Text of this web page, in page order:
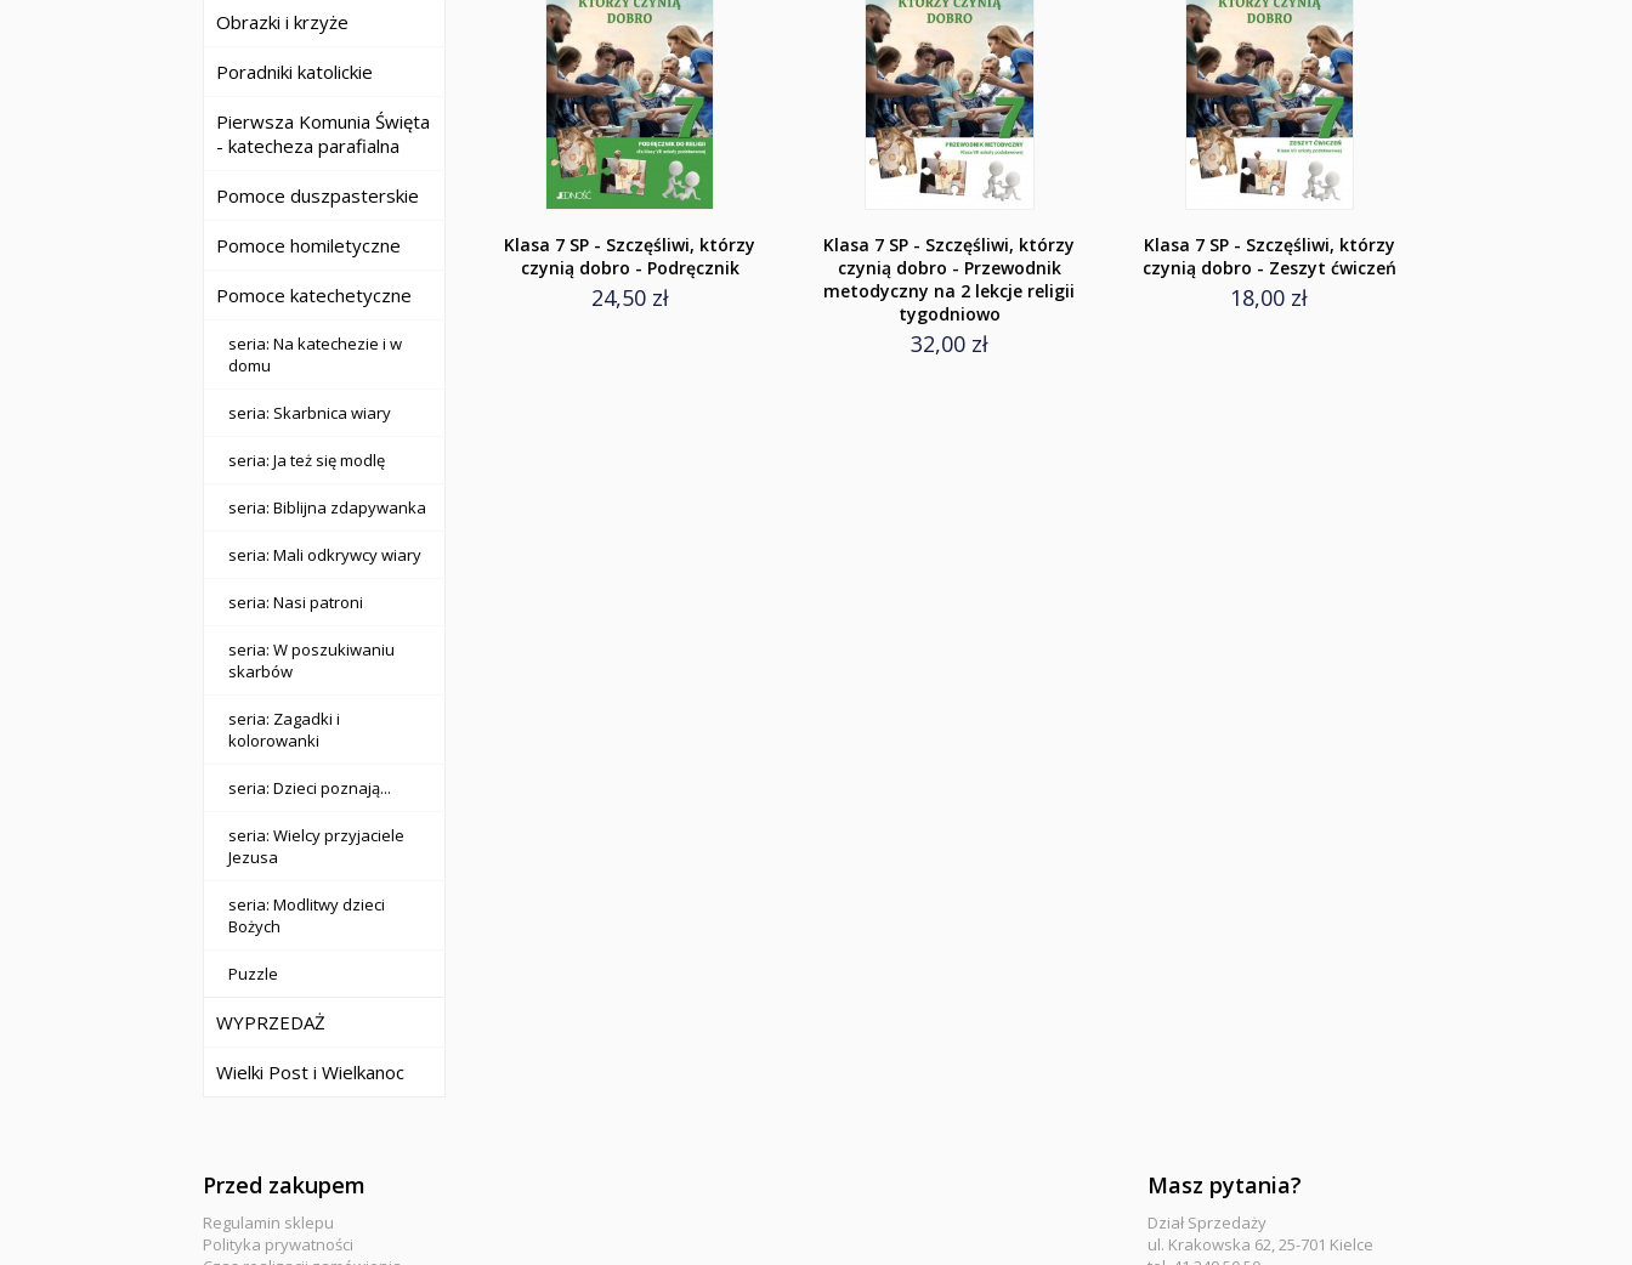
Obrazki i krzyże
Poradniki katolickie
Pierwsza Komunia Święta
- katecheza parafialna
Pomoce duszpasterskie
Pomoce homiletyczne
Pomoce katechetyczne
seria: Na katechezie i w
domu
seria: Skarbnica wiary
seria: Ja też się modlę
seria: Biblijna zdapywanka
seria: Mali odkrywcy wiary
seria: Nasi patroni
seria: W poszukiwaniu
skarbów
seria: Zagadki i
kolorowanki
seria: Dzieci poznają...
seria: Wielcy przyjaciele
Jezusa
seria: Modlitwy dzieci
Bożych
Puzzle
WYPRZEDAŻ
Wielki Post i Wielkanoc
Klasa 7 SP - Szczęśliwi, którzy
czynią dobro - Podręcznik
24,50 zł
Klasa 7 SP - Szczęśliwi, którzy
czynią dobro - Przewodnik
metodyczny na 2 lekcje religii
tygodniowo
32,00 zł
Klasa 7 SP - Szczęśliwi, którzy
czynią dobro - Zeszyt ćwiczeń
18,00 zł
Przed zakupem
Regulamin sklepu
Polityka prywatności
Masz pytania?
Dział Sprzedaży
ul. Krakowska 62, 25-701 Kielce